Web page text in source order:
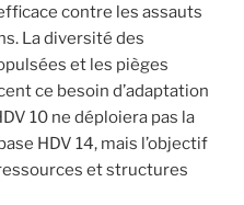
contre les assauts
La diversité des
et les pièges
ce besoin d’adaptation
10 ne déploiera pas la
HDV 14, mais l’objectif
et structures